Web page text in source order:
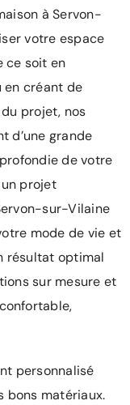
à Servon-
votre espace
ce soit en
en créant de
projet, nos
d’une grande
de votre
projet
sur-Vilaine
mode de vie et
résultat optimal
sur mesure et
personnalisé
bons matériaux.